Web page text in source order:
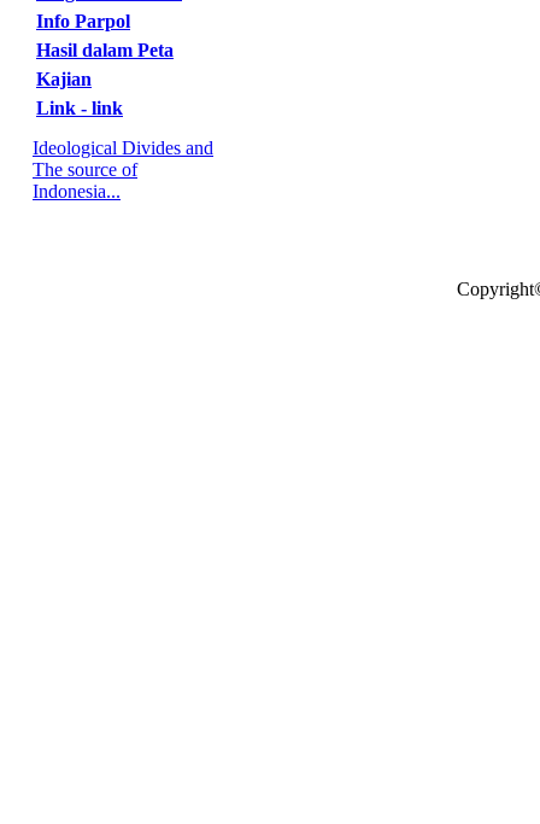
Info Parpol
Hasil dalam Peta
Kajian
Link - link
Ideological Divides and
The source of
Indonesia...